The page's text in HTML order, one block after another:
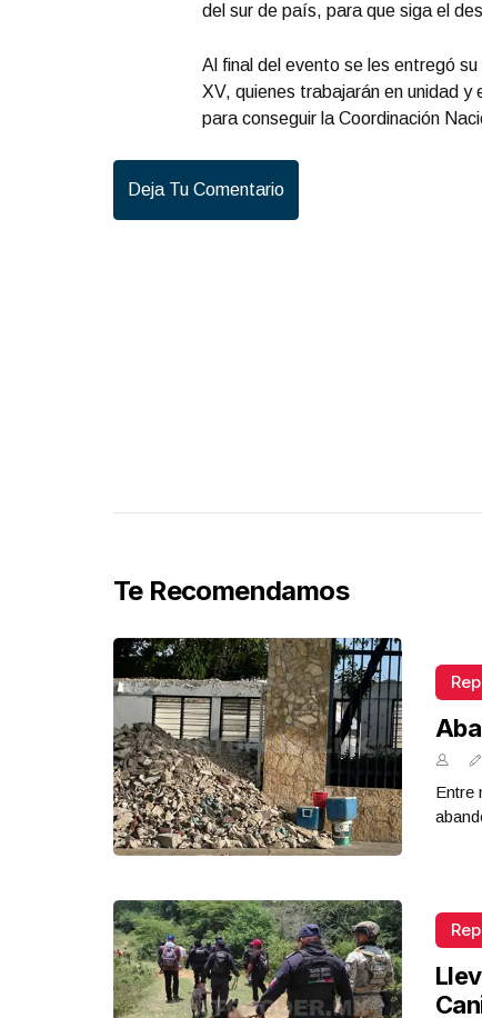
del sur de país, para que siga el
Al final del evento se les entregó
XV, quienes trabajarán en unidad
para conseguir la Coordinación
Deja Tu Comentario
Te Recomendamos
Entre